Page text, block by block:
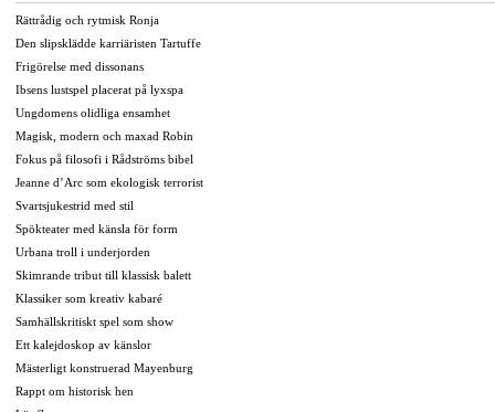
Rättrådig och rytmisk Ronja
Den slipsklädde karriäristen Tartuffe
Frigörelse med dissonans
Ibsens lustspel placerat på lyxspa
Ungdomens olidliga ensamhet
Magisk, modern och maxad Robin
Fokus på filosofi i Rådströms bibel
Jeanne d’Arc som ekologisk terrorist
Svartsjukestrid med stil
Spökteater med känsla för form
Urbana troll i underjorden
Skimrande tribut till klassisk balett
Klassiker som kreativ kabaré
Samhällskritiskt spel som show
Ett kalejdoskop av känslor
Mästerligt konstruerad Mayenburg
Rappt om historisk hen